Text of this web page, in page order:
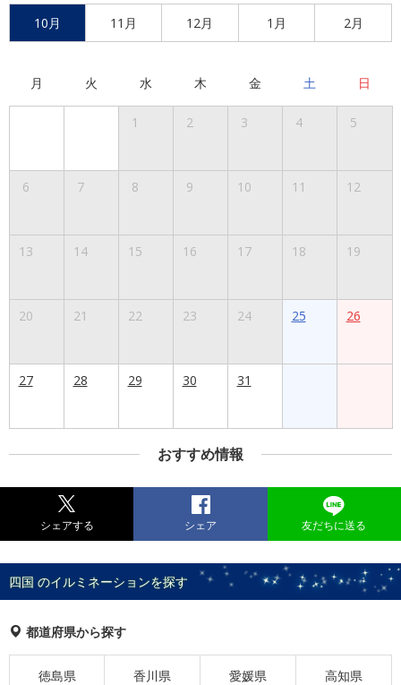
10月 11月 12月 1月 2月
月 火 水 木 金 土 日
1 2 3 4 5
6 7 8 9 10 11 12
13 14 15 16 17 18 19
20 21 22 23 24 25 26
27 28 29 30 31
おすすめ情報
シェアする シェア 友だちに送る
四国 のイルミネーションを探す
都道府県から探す
徳島県 香川県 愛媛県 高知県